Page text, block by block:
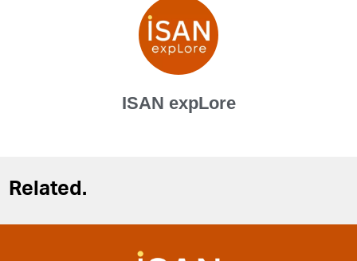
ISAN expLore
Related.